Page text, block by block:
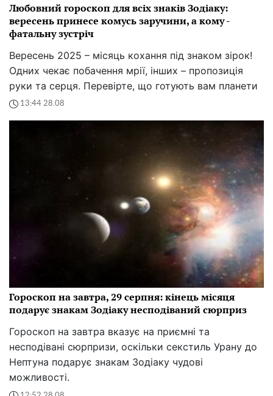
Любовний гороскоп для всіх знаків Зодіаку:
вересень принесе комусь заручини, а кому -
фатальну зустріч
Вересень 2025 – місяць кохання під знаком зірок!
Одних чекає побачення мрії, інших – пропозиція
руки та серця. Перевірте, що готують вам планети
13:44 28.08
Гороскоп на завтра, 29 серпня: кінець місяця
подарує знакам Зодіаку несподіваний сюрприз
Гороскоп на завтра вказує на приємні та
несподівані сюрпризи, оскільки секстиль Урану до
Нептуна подарує знакам Зодіаку чудові
можливості.